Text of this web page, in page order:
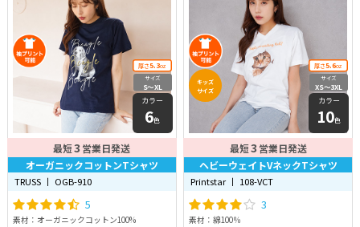
厚さ5.3oz
サイズ
S〜XL
カラー
6色
最短3 営業日発送
オーガニックコットンTシャツ
TRUSS 丨 OGB-910
5
素材：オーガニックコットン100%
キッズ
サイズ
厚さ5.6oz
サイズ
XS〜3XL
カラー
10色
最短3 営業日発送
ヘビーウェイトVネックTシャツ
Printstar 丨 108-VCT
3
素材：綿100％